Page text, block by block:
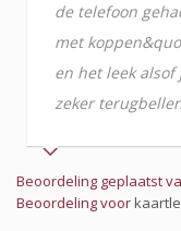
de telefoon
met
en het leek
zeker
Beoordeling geplaatst
Beoordeling voor